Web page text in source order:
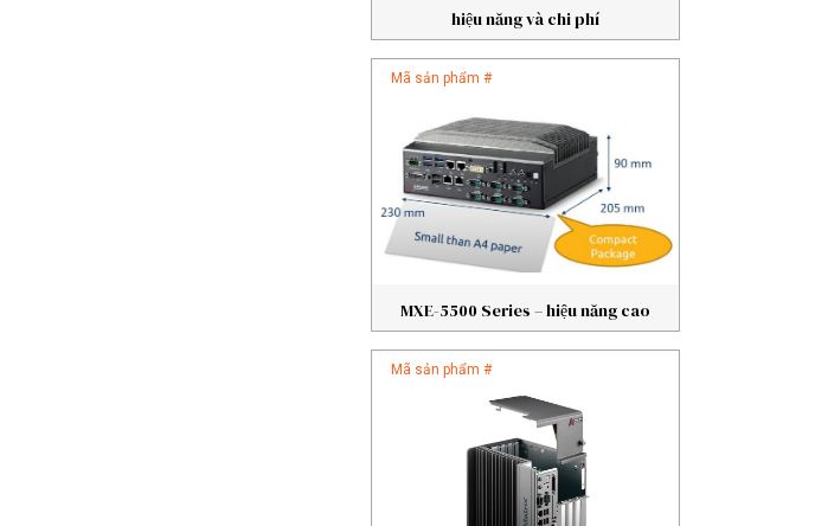
hiệu năng và chi phí
Mã sản phẩm #
MXE-5500 Series – hiệu năng cao
Mã sản phẩm #